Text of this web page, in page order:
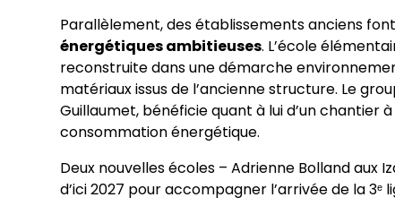
Parallèlement, des établissements anciens
énergétiques ambitieuses. L’école
reconstruite dans une démarche
matériaux issus de l’ancienne structure. Le
Guillaumet, bénéficie quant à lui d’un chantier
consommation énergétique.
Deux nouvelles écoles – Adrienne Bolland aux
d’ici 2027 pour accompagner l’arrivée de la 3ᵉ